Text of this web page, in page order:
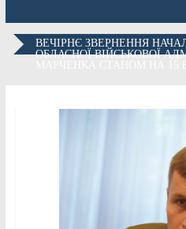
ВЕЧІРНЄ ЗВЕРНЕННЯ
ОБЛАСНОЇ ВІЙСЬКОВОЇ